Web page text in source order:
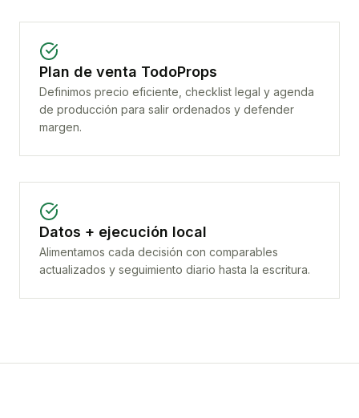
Plan de venta TodoProps
Definimos precio eficiente, checklist legal y agenda
de producción para salir ordenados y defender
margen.
Datos + ejecución local
Alimentamos cada decisión con comparables
actualizados y seguimiento diario hasta la escritura.